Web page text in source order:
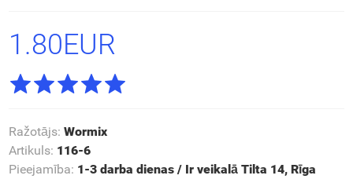
1.80EUR
Ražotājs: Wormix
Artikuls: 116-6
Pieejamība: 1-3 darba dienas / Ir veikalā Tilta 14, Rīga